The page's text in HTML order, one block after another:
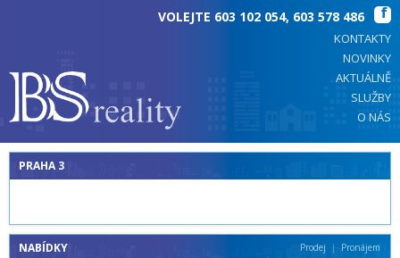
VOLEJTE 603 102 054, 603 578 486
KONTAKTY
NOVINKY
AKTUÁLNĚ
SLUŽBY
O NÁS
PRAHA 3
NABÍDKY Prodej Pronájem